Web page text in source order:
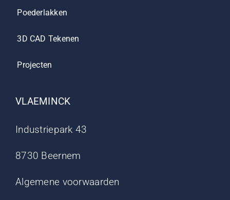
Poederlakken
3D CAD Tekenen
Projecten
VLAEMINCK
Industriepark 43
8730 Beernem
Algemene voorwaarden